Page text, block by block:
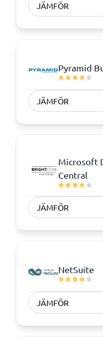
JÄMFÖR
Pyramid
JÄMFÖR
Microsoft
Central
JÄMFÖR
NetSuite
JÄMFÖR